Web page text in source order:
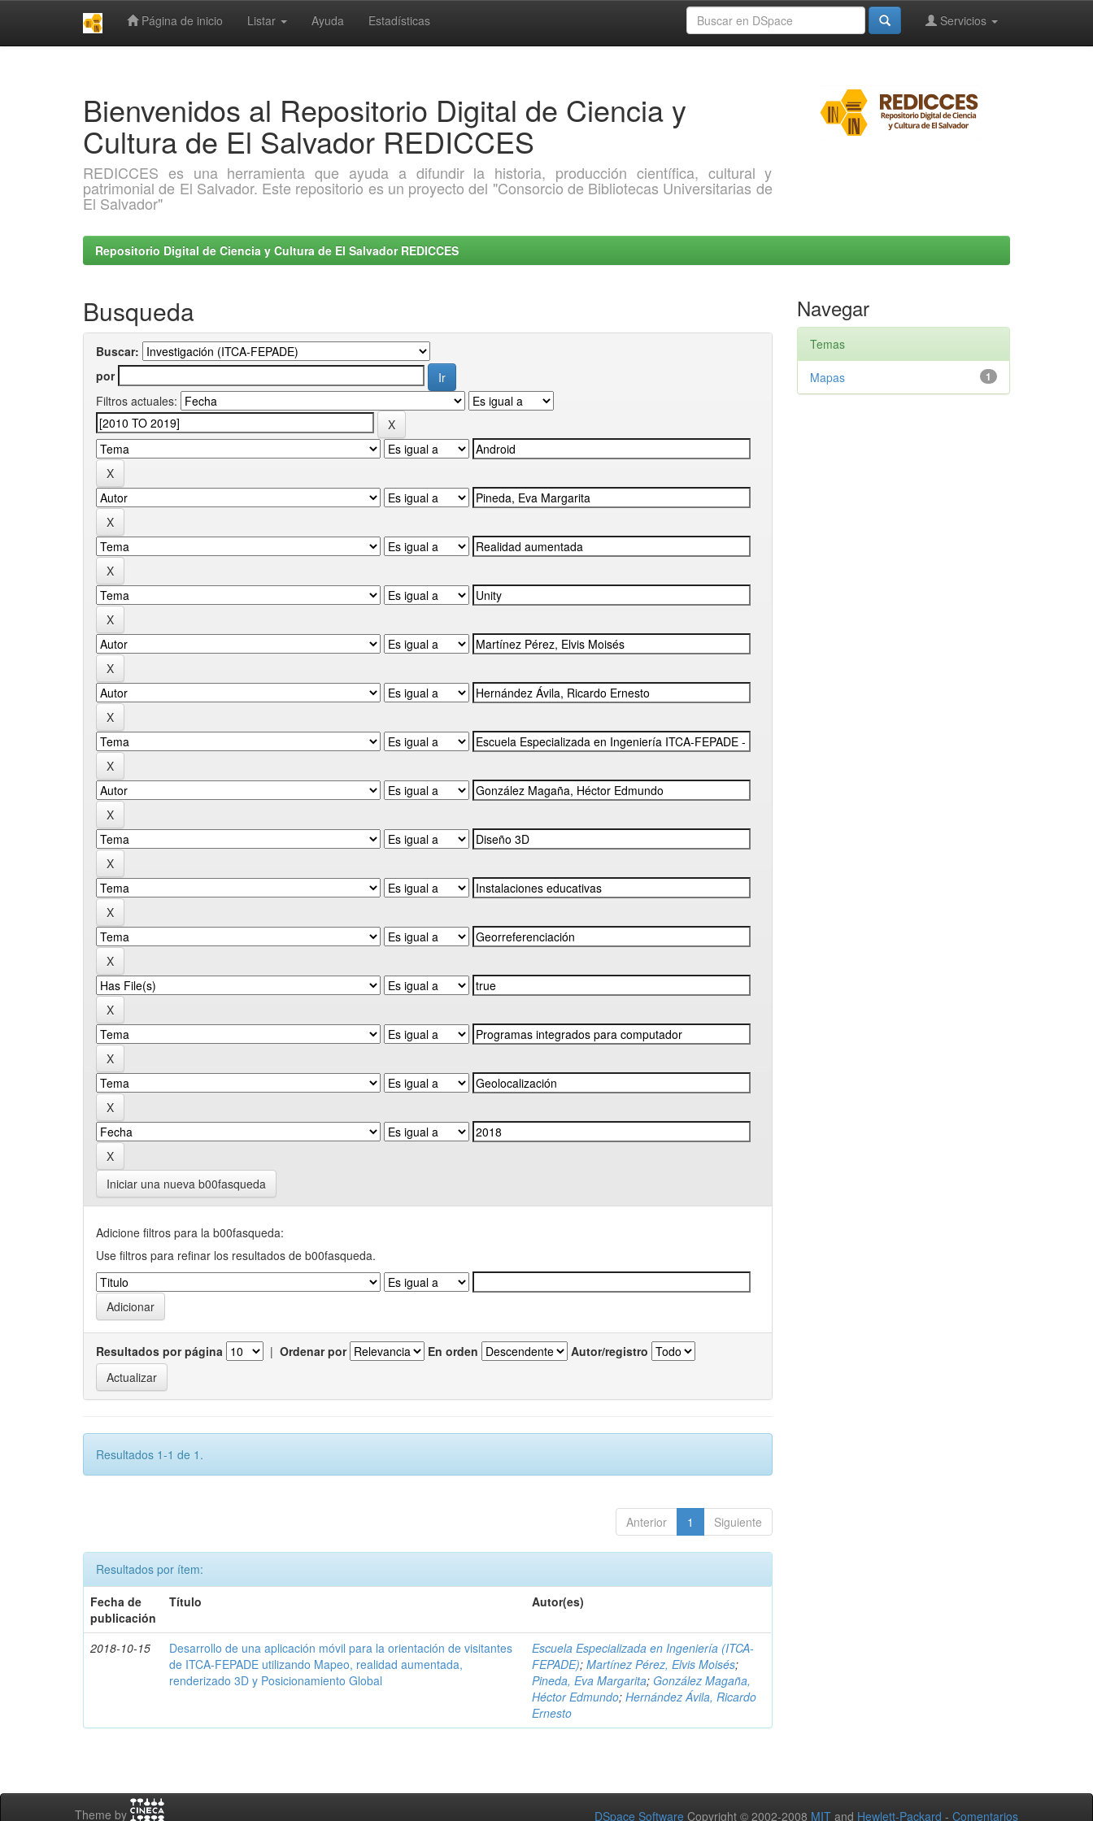
Página de inicio Listar Ayuda Estadísticas Servicios
Bienvenidos al Repositorio Digital de Ciencia y
Cultura de El Salvador REDICCES
REDICCES es una herramienta que ayuda a difundir la historia, producción científica, cultural y
patrimonial de El Salvador. Este repositorio es un proyecto del "Consorcio de Bibliotecas Universitarias de
El Salvador"
Repositorio Digital de Ciencia y Cultura de El Salvador REDICCES
Busqueda
Buscar:
por
Filtros actuales:
Iniciar una nueva b00fasqueda
Adicione filtros para la b00fasqueda:
Use filtros para refinar los resultados de b00fasqueda.
Resultados por página | Ordenar por En orden Autor/registro
Resultados 1-1 de 1.
Anterior 1 Siguiente
Resultados por ítem:
Fecha de
publicación
Título Autor(es)
2018-10-15
Desarrollo de una aplicación móvil para la orientación de visitantes
de ITCA-FEPADE utilizando Mapeo, realidad aumentada,
renderizado 3D y Posicionamiento Global
Escuela Especializada en Ingeniería (ITCA-
FEPADE);Martínez Pérez, Elvis Moisés;
Pineda, Eva Margarita; González Magaña,
Héctor Edmundo;Hernández Ávila, Ricardo
Ernesto
Navegar
Temas
1
Mapas
Theme by DSpace Software Copyright © 2002-2008 MIT and Hewlett-Packard - Comentarios